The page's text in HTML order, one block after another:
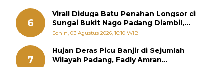
6
Viral! Diduga Batu Penahan Longsor di
Sungai Bukit Nago Padang Diambil,
Warga Khawatir Bencana Terulang
Senin, 03 Agustus 2026, 16:10 WIB
7
Hujan Deras Picu Banjir di Sejumlah
Wilayah Padang, Fadly Amran